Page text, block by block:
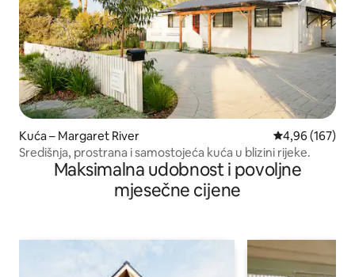
Kuća – Margaret River Prosječna
4,96 (167)
Središnja, prostrana i samostojeća kuća u blizini rijeke.
Maksimalna udobnost i povoljne
mjesečne cijene